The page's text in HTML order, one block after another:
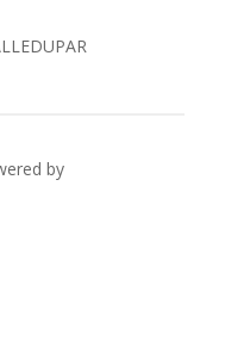
by